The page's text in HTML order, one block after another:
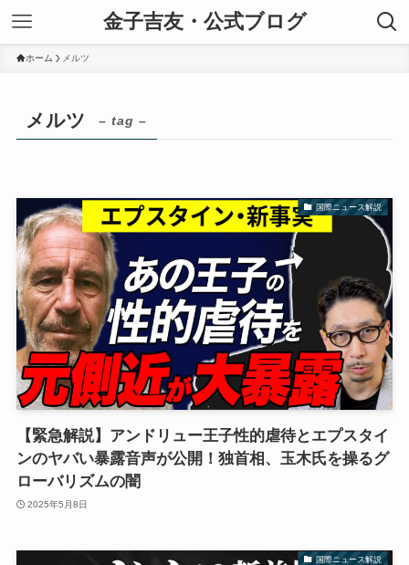
金子吉友・公式ブログ
ホーム メルツ
メルツ – tag –
国際ニュース解説
【緊急解説】アンドリュー王子性的虐待とエプスタイ
ンのヤバい暴露音声が公開！独首相、玉木氏を操るグ
ローバリズムの闇
2025年5月8日
国際ニュース解説